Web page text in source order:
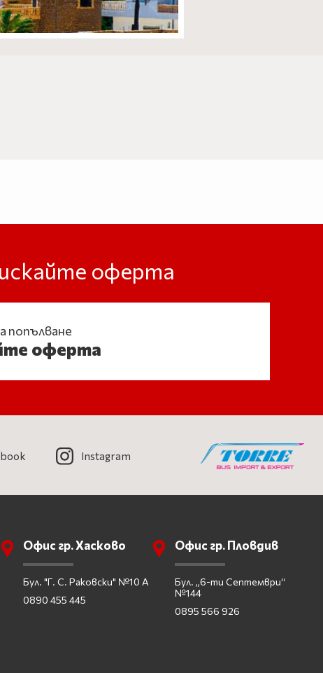
оферта
попълване
оферта
Instagram
Офис гр. Хасково
Бул. "Г. С. Раковски" №10 А
0890 455 445
Офис гр. Пловдив
Бул. „6-ти Септември“
№144
0895 566 926